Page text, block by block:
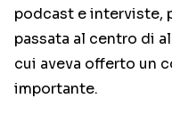
podcast e interviste,
passata al centro di
cui aveva offerto un
importante.